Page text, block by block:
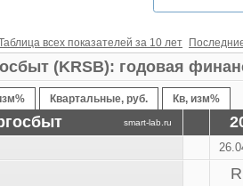
Мир Инвестиций
всех показателей за 10 лет
(KRSB): годовая
Квартальные, руб. Кв, изм%
smart-lab.ru